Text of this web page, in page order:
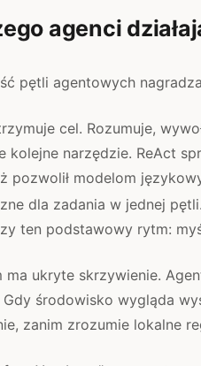
agenci
pętli agentowych
cel. Rozumuje,
kolejne narzędzie. ReAct
pozwolił modelom
dla zadania w jednej pętli.
ten podstawowy rytm:
ma ukryte skrzywienie.
Gdy środowisko wygląda
zanim zrozumie lokalne